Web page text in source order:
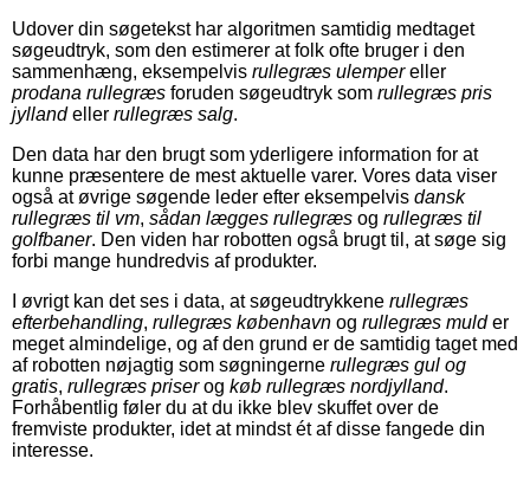
Udover din søgetekst har algoritmen samtidig medtaget
søgeudtryk, som den estimerer at folk ofte bruger i den
sammenhæng, eksempelvis rullegræs ulempereller
prodana rullegræs foruden søgeudtryk som rullegræs pris
jyllandeller rullegræs salg.
Den data har den brugt som yderligere information for at
kunne præsentere de mest aktuelle varer. Vores data viser
også at øvrige søgende leder efter eksempelvis dansk
rullegræs til vm, sådan lægges rullegræs og rullegræs til
golfbaner. Den viden har robotten også brugt til, at søge sig
forbi mange hundredvis af produkter.
I øvrigt kan det ses i data, at søgeudtrykkene rullegræs
efterbehandling, rullegræs københavn og rullegræs mulder
meget almindelige, og af den grund er de samtidig taget med
af robotten nøjagtig som søgningerne rullegræs gul og
gratis, rullegræs priserog køb rullegræs nordjylland.
Forhåbentlig føler du at du ikke blev skuffet over de
fremviste produkter, idet at mindst ét af disse fangede din
interesse.